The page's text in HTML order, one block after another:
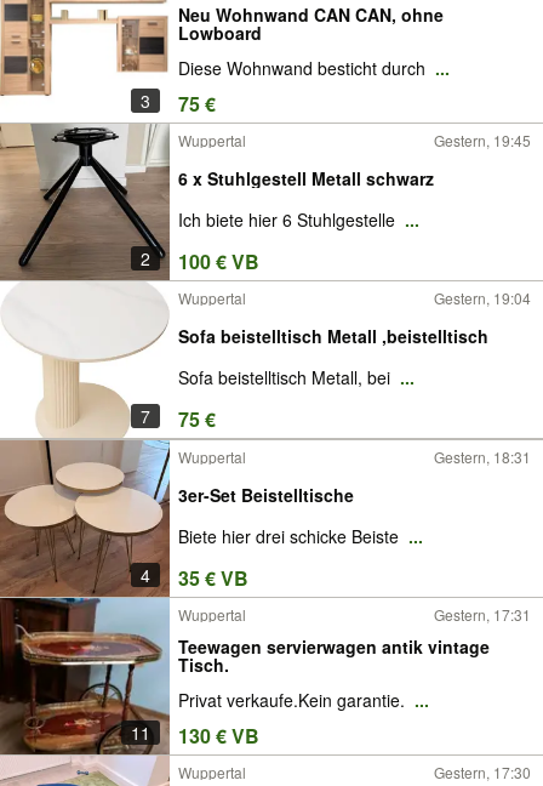
3
Neu Wohnwand CAN CAN, ohne
Lowboard
Diese Wohnwand besticht durch ...
75 €
2
Wuppertal Gestern, 19:45
6 x Stuhlgestell Metall schwarz
Ich biete hier 6 Stuhlgestelle ...
100 € VB
7
Wuppertal Gestern, 19:04
Sofa beistelltisch Metall ,beistelltisch
Sofa beistelltisch Metall, bei ...
75 €
4
Wuppertal Gestern, 18:31
3er-Set Beistelltische
Biete hier drei schicke Beiste ...
35 € VB
11
Wuppertal Gestern, 17:31
Teewagen servierwagen antik vintage
Tisch.
Privat verkaufe.Kein garantie. ...
130 € VB
Wuppertal Gestern, 17:30